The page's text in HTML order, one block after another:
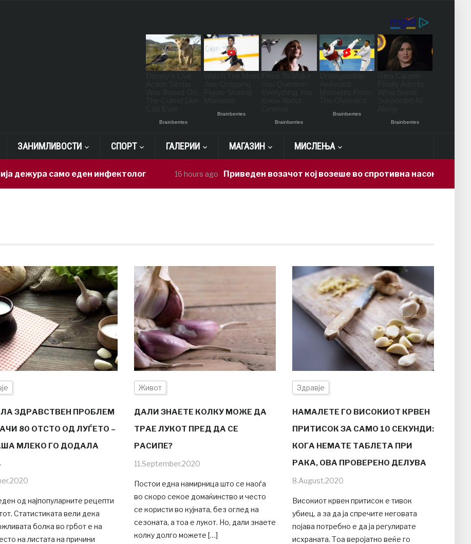
ЗАНИМЛИВОСТИ СПОРТ ГАЛЕРИИ МАГАЗИН МИСЛЕЊА
само еден инфектолог 16 hours ago Приведен возачот кој возеше во спротивна насока на
ЗДРАВСТВЕН ПРОБЛЕМ
80 ОТСТО ОД ЛУЃЕТО –
МЛЕКО ГО ДОДАЛА
од најпопуларните рецепти
Статистиката вели дека
болка во грбот е на
на листата на причини
Живот
ДАЛИ ЗНАЕТЕ КОЛКУ МОЖЕ ДА
ТРАЕ ЛУКОТ ПРЕД ДА СЕ
РАСИПЕ?
11.September.2020
Постои една намирница што се наоѓа
во скоро секое домаќинство и често
се користи во кујната, без оглед на
сезоната, а тоа е лукот. Но, дали знаете
колку долго можете […]
Здравје
НАМАЛЕТЕ ГО ВИСОКИОТ КРВЕН
ПРИТИСОК ЗА САМО 10 СЕКУНДИ:
КОГА НЕМАТЕ ТАБЛЕТА ПРИ
РАКА, ОВА ПРОВЕРЕНО ДЕЛУВА
8.August.2020
Високиот крвен притисок е тивок
убиец, а за да ја спречите неговата
појава потребно е да ја регулирате
исхраната. Тоа веројатно веќе го